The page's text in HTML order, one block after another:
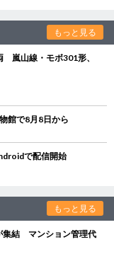
もっと見る
嵐山線・モボ301形、
館で8月8日から
で配信開始
もっと見る
集結 マンション管理代